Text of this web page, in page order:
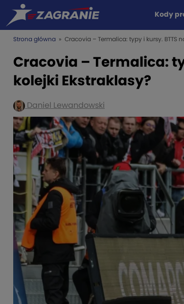
Kody
Strona główna » Cracovia – Termalica: typy i kursy. BTTS
Cracovia – Termalica:
kolejki Ekstraklasy?
Daniel Lewandowski